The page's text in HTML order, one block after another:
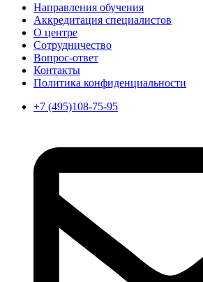
Направления обучения
Аккредитация специалистов
О центре
Сотрудничество
Вопрос-ответ
Контакты
Политика конфиденциальности
+7 (495)108-75-95